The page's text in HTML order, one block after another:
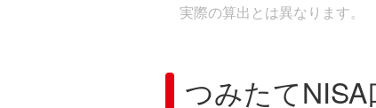
実際の算出とは異なります。
つみたて